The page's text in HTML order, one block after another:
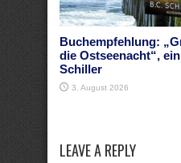
Buchempfehlung:
die Ostseenacht“,
Schiller
3. August 2026
LEAVE A REPLY